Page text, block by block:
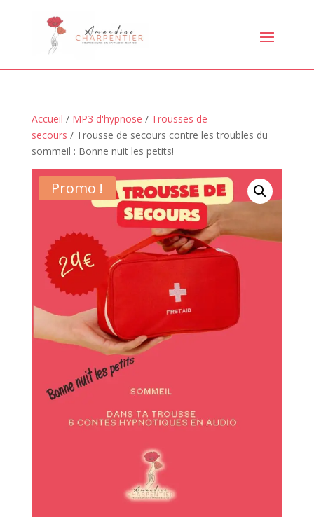
Accueil / MP3 d'hypnose / Trousses de
secours / Trousse de secours contre les troubles du
sommeil : Bonne nuit les petits!
Promo !